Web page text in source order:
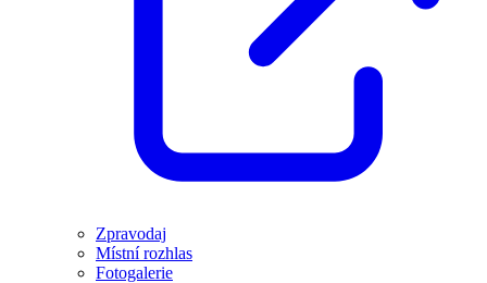
Zpravodaj
Místní rozhlas
Fotogalerie